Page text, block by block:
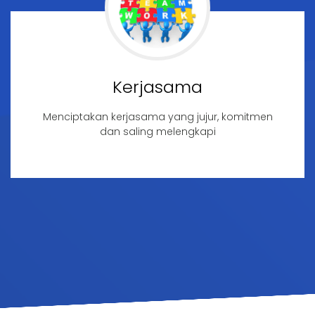
Kerjasama
Menciptakan kerjasama yang jujur, komitmen
dan saling melengkapi